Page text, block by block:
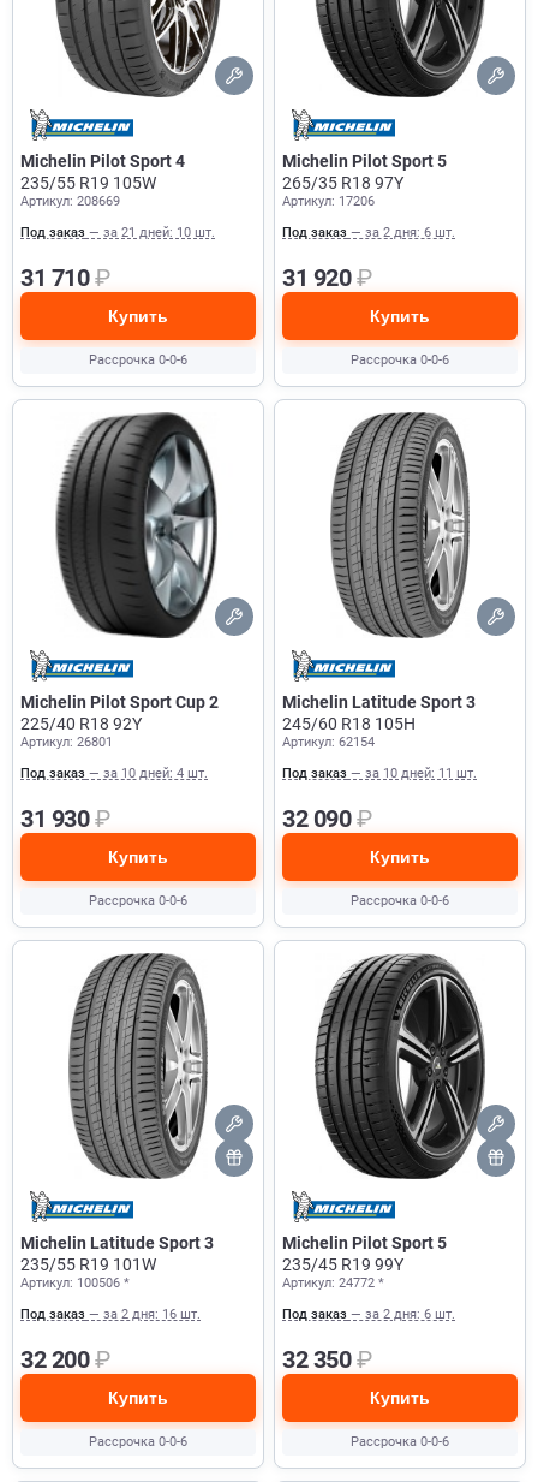
Michelin Pilot Sport 4
235/55 R19 105W
Артикул: 208669
Под заказ — за 21 дней: 10 шт.
31 710₽
Купить
Рассрочка 0-0-6
Michelin Pilot Sport 5
265/35 R18 97Y
Артикул: 17206
Под заказ — за 2 дня: 6 шт.
31 920₽
Купить
Рассрочка 0-0-6
Michelin Pilot Sport Cup 2
225/40 R18 92Y
Артикул: 26801
Под заказ — за 10 дней: 4 шт.
31 930₽
Купить
Рассрочка 0-0-6
Michelin Latitude Sport 3
245/60 R18 105H
Артикул: 62154
Под заказ — за 10 дней: 11 шт.
32 090₽
Купить
Рассрочка 0-0-6
Michelin Latitude Sport 3
235/55 R19 101W
Артикул: 100506 *
Под заказ — за 2 дня: 16 шт.
32 200₽
Купить
Рассрочка 0-0-6
Michelin Pilot Sport 5
235/45 R19 99Y
Артикул: 24772 *
Под заказ — за 2 дня: 6 шт.
32 350₽
Купить
Рассрочка 0-0-6